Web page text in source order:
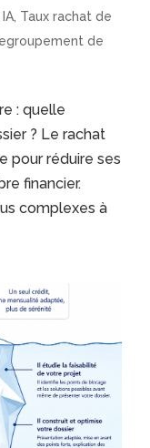
Taux rachat de
de
: quelle
? Le rachat
pour réduire ses
financier.
complexes à